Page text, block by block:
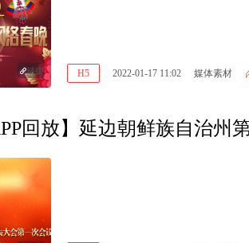
链接 H5 2022-01-17 11:02 媒体素材
回放】延边朝鲜族自治